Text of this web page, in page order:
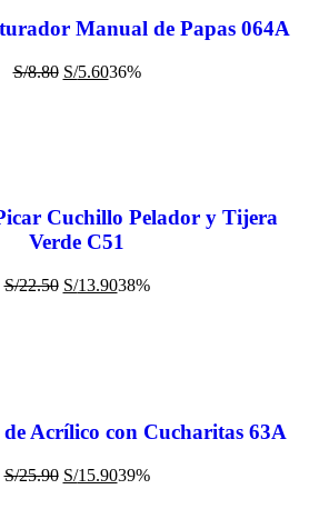
Manual de Papas 064A
S/8.80 S/5.6036%
Cuchillo Pelador y Tijera
Verde C51
S/22.50 S/13.9038%
Acrílico con Cucharitas 63A
S/25.90 S/15.9039%